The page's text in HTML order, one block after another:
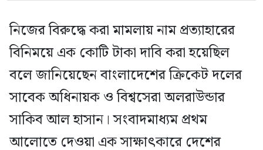
নিজের বিরুদ্ধে করা মামলায় নাম প্রত্যাহারের
বিনিময়ে এক কোটি টাকা দাবি করা হয়েছিল
বলে জানিয়েছেন বাংলাদেশের ক্রিকেট দলের
সাবেক অধিনায়ক ও বিশ্বসেরা অলরাউন্ডার
সাকিব আল হাসান। সংবাদমাধ্যম প্রথম
আলোতে দেওয়া এক সাক্ষাৎকারে দেশের